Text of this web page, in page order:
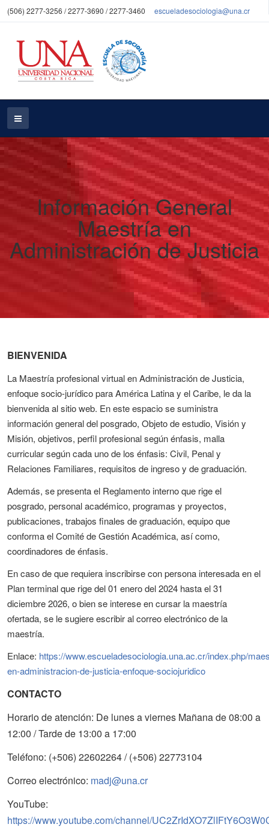
(506) 2277-3256 / 2277-3690 / 2277-3460 escueladesociologia@una.cr
Información General
Maestría en
Administración de Justicia
BIENVENIDA
La Maestría profesional virtual en Administración de Justicia,
enfoque socio-jurídico para América Latina y el Caribe, le da la
bienvenida al sitio web. En este espacio se suministra
información general del posgrado, Objeto de estudio, Visión y
Misión, objetivos, perfil profesional según énfasis, malla
curricular según cada uno de los énfasis: Civil, Penal y
Relaciones Familiares, requisitos de ingreso y de graduación.
Además, se presenta el Reglamento interno que rige el
posgrado, personal académico, programas y proyectos,
publicaciones, trabajos finales de graduación, equipo que
conforma el Comité de Gestión Académica, así como,
coordinadores de énfasis.
En caso de que requiera inscribirse con persona interesada en el
Plan terminal que rige del 01 enero del 2024 hasta el 31
diciembre 2026, o bien se interese en cursar la maestría
ofertada, se le sugiere escribir al correo electrónico de la
maestría.
Enlace: https://www.escueladesociologia.una.ac.cr/index.php/
en-administracion-de-justicia-enfoque-sociojuridico
CONTACTO
Horario de atención: De lunes a viernes Mañana de 08:00 a
12:00 / Tarde de 13:00 a 17:00
Teléfono: (+506) 22602264 / (+506) 22773104
Correo electrónico: madj@una.cr
YouTube:
https://www.youtube.com/channel/